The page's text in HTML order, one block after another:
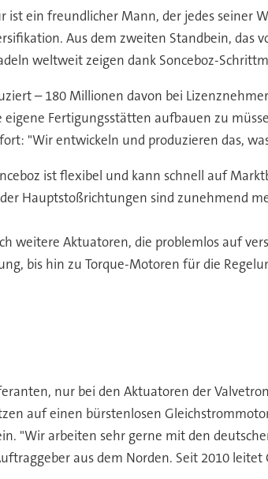
ist ein freundlicher Mann, der jedes seiner
Aus dem zweiten Standbein, das
weltweit zeigen dank Sonceboz-
– 180 Millionen davon bei
Fertigungsstätten aufbauen zu
"Wir entwickeln und produzieren das,
ist flexibel und kann schnell auf
Hauptstoßrichtungen sind zunehmend
weitere Aktuatoren, die problemlos auf
bis hin zu Torque-Motoren für die
nur bei den Aktuatoren der
auf einen bürstenlosen
"Wir arbeiten sehr gerne mit den
aus dem Norden. Seit 2010 leitet